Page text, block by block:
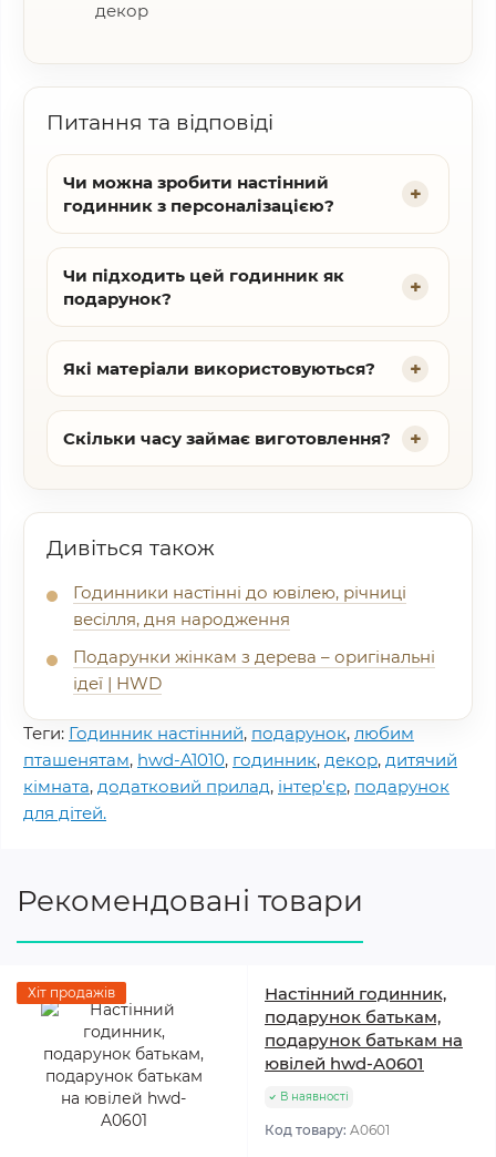
декор
Питання та відповіді
Чи можна зробити настінний
годинник з персоналізацією?
Чи підходить цей годинник як
подарунок?
Які матеріали використовуються?
Скільки часу займає виготовлення?
Дивіться також
Годинники настінні до ювілею, річниці
весілля, дня народження
Подарунки жінкам з дерева – оригінальні
ідеї | HWD
Теги: Годинник настінний, подарунок, любим
пташенятам, hwd-A1010, годинник, декор, дитячий
кімната, додатковий прилад, інтер'єр, подарунок
для дітей.
Рекомендовані товари
Хіт продажів
Настінний годинник,
подарунок батькам,
подарунок батькам на
ювілей hwd-A0601
В наявності
Код товару: A0601